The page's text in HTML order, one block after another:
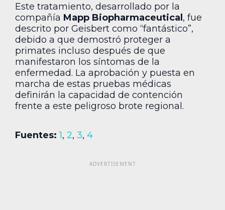
Este tratamiento, desarrollado por la
compañía Mapp Biopharmaceutical , fue
descrito por Geisbert como “fantástico”,
debido a que demostró proteger a
primates incluso después de que
manifestaron los síntomas de la
enfermedad. La aprobación y puesta en
marcha de estas pruebas médicas
definirán la capacidad de contención
frente a este peligroso brote regional.
Fuentes: 1, 2, 3, 4